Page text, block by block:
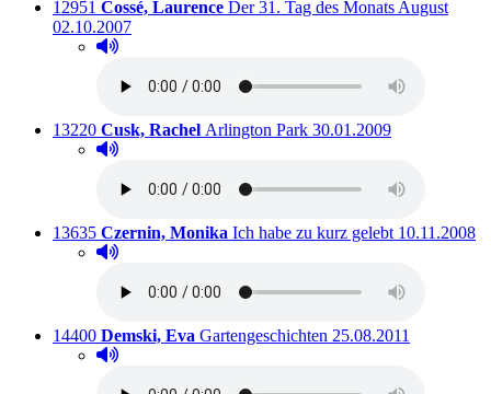
Titelnummer:
12951 von
Cossé, Laurence: Der 31. Tag des Monats August
02.10.2007
Hörprobe abspielen
Hörprobe von Der 31. Tag des Monats August
Titelnummer:
13220 von
Cusk, Rachel: Arlington Park Ausleihbar seit dem
30.01.2009
Hörprobe abspielen
Hörprobe von Arlington Park
Titelnummer:
13635 von
Czernin, Monika Ich habe zu kurz gelebt Ausleihbar
10.11.2008
Hörprobe abspielen
Hörprobe von Ich habe zu kurz gelebt
Titelnummer:
14400 von
Demski, Eva Gartengeschichten Ausleihbar seit dem
25.08.2011
Hörprobe abspielen
Hörprobe von Gartengeschichten